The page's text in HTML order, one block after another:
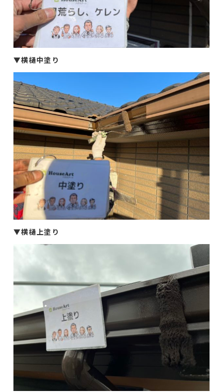
▼横樋中塗り
▼横樋上塗り